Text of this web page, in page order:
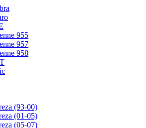
955
957
958
(93-00)
(01-05)
(05-07)